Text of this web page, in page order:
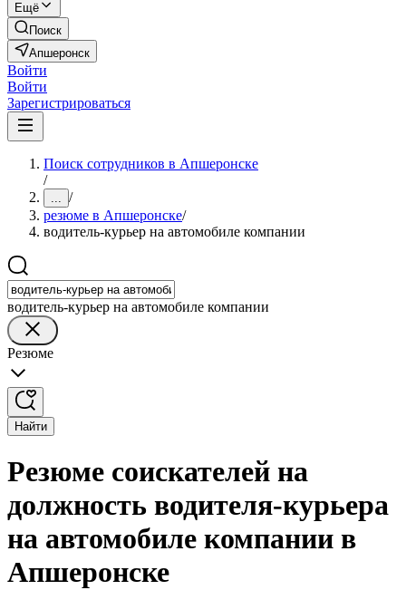
Ещё
Поиск
Апшеронск
Войти
Войти
Зарегистрироваться
Поиск сотрудников в Апшеронске
/
... /
резюме в Апшеронске/
водитель-курьер на автомобиле компании
водитель-курьер на автомобиле компании
Резюме
Найти
Резюме соискателей на
должность водителя-курьера
на автомобиле компании в
Апшеронске